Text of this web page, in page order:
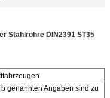
Stahlröhre DIN2391 ST35
genannten Angaben sind zu